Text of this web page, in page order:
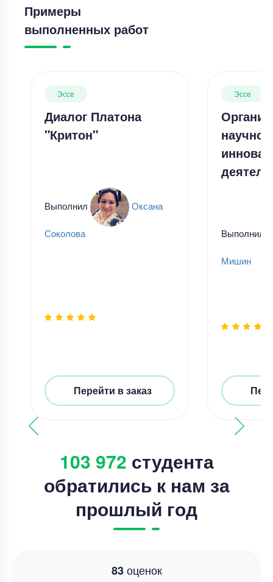
Примеры
выполненных работ
Эссе
Диалог Платона
"Критон"
Выполнил Оксана
Соколова
Перейти в заказ
Эссе
Выполнил
Мишин
103 972 студента
обратились к нам за
прошлый год
83оценок